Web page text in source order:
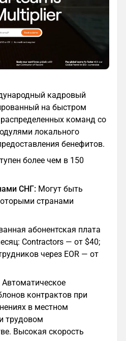
кадровый
на быстром
команд со
локального
бенефитов.
более чем в 150
СНГ: Могут быть
странами
абонентская плата
Contractors — от $40;
через EOR — от
Автоматическое
контрактов при
в местном
трудовом
Высокая скорость